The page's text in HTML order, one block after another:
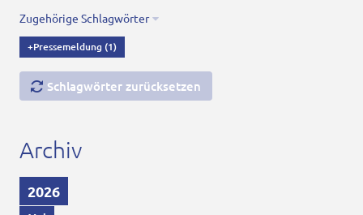
Zugehörige Schlagwörter
+Pressemeldung (1)
Schlagwörter zurücksetzen
Archiv
2026